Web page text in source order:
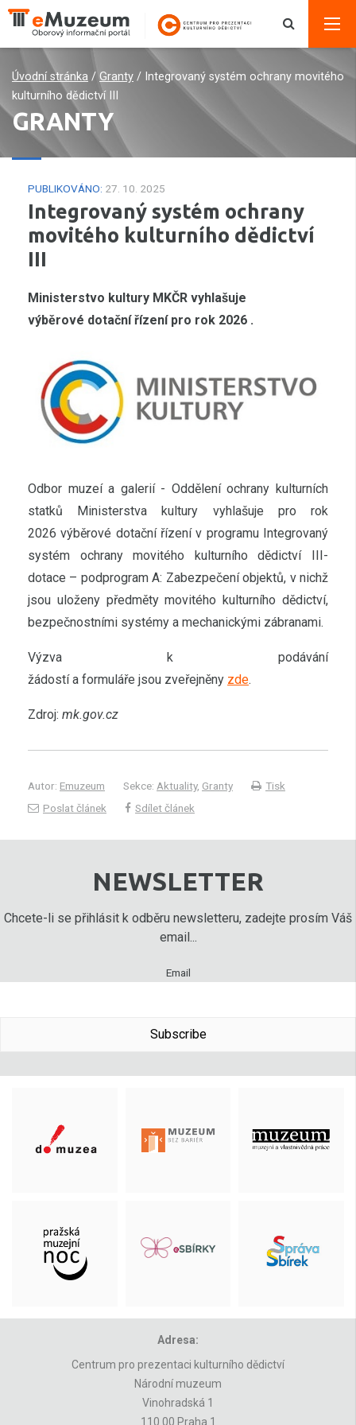
Úvodní stránka / Granty / Integrovaný systém ochrany movitého
kulturního dědictví III
GRANTY
PUBLIKOVÁNO: 27. 10. 2025
Integrovaný systém ochrany
movitého kulturního dědictví
III
Ministerstvo kultury MKČR vyhlašuje
výběrové dotační řízení pro rok 2026 .
Odbor muzeí a galerií - Oddělení ochrany kulturních
statků Ministerstva kultury vyhlašuje pro rok
2026 výběrové dotační řízení v programu Integrovaný
systém ochrany movitého kulturního dědictví III-
dotace – podprogram A: Zabezpečení objektů, v nichž
jsou uloženy předměty movitého kulturního dědictví,
bezpečnostními systémy a mechanickými zábranami.
Výzva k podávání
žádostí a formuláře jsou zveřejněny zde.
Zdroj: mk.gov.cz
Autor: Emuzeum Sekce: Aktuality, Granty
Tisk
Poslat článek
Sdílet článek
NEWSLETTER
Chcete-li se přihlásit k odběru newsletteru, zadejte prosím Váš
email...
Email
Subscribe
Adresa:
Centrum pro prezentaci kulturního dědictví
Národní muzeum
Vinohradská 1
110 00 Praha 1